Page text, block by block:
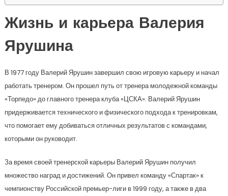
Жизнь и карьера Валерия
Ярушина
В 1977 году Валерий Ярушин завершил свою игровую карьеру и начал
работать тренером. Он прошел путь от тренера молодежной команды
«Торпедо» до главного тренера клуба «ЦСКА». Валерий Ярушин
придерживается технического и физического подхода к тренировкам,
что помогает ему добиваться отличных результатов с командами,
которыми он руководит.
За время своей тренерской карьеры Валерий Ярушин получил
множество наград и достижений. Он привел команду «Спартак» к
чемпионству Российской премьер-лиги в 1999 году, а также в два